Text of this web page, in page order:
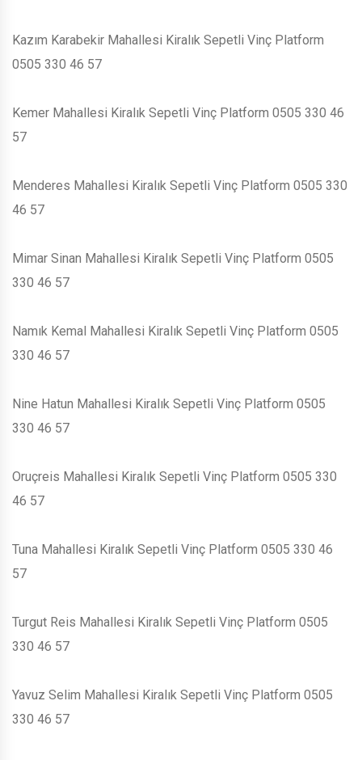
Kazım Karabekir Mahallesi Kiralık Sepetli Vinç Platform
0505 330 46 57
Kemer Mahallesi Kiralık Sepetli Vinç Platform 0505 330 46
57
Menderes Mahallesi Kiralık Sepetli Vinç Platform 0505 330
46 57
Mimar Sinan Mahallesi Kiralık Sepetli Vinç Platform 0505
330 46 57
Namık Kemal Mahallesi Kiralık Sepetli Vinç Platform 0505
330 46 57
Nine Hatun Mahallesi Kiralık Sepetli Vinç Platform 0505
330 46 57
Oruçreis Mahallesi Kiralık Sepetli Vinç Platform 0505 330
46 57
Tuna Mahallesi Kiralık Sepetli Vinç Platform 0505 330 46
57
Turgut Reis Mahallesi Kiralık Sepetli Vinç Platform 0505
330 46 57
Yavuz Selim Mahallesi Kiralık Sepetli Vinç Platform 0505
330 46 57